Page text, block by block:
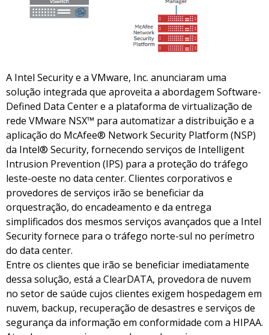
A Intel Security e a VMware, Inc. anunciaram uma
solução integrada que aproveita a abordagem Software-
Defined Data Center e a plataforma de virtualização de
rede VMware NSX™ para automatizar a distribuição e a
aplicação do McAfee® Network Security Platform (NSP)
da Intel® Security, fornecendo serviços de Intelligent
Intrusion Prevention (IPS) para a proteção do tráfego
leste-oeste no data center. Clientes corporativos e
provedores de serviços irão se beneficiar da
orquestração, do encadeamento e da entrega
simplificados dos mesmos serviços avançados que a Intel
Security fornece para o tráfego norte-sul no perímetro
do data center.
Entre os clientes que irão se beneficiar imediatamente
dessa solução, está a ClearDATA, provedora de nuvem
no setor de saúde cujos clientes exigem hospedagem em
nuvem, backup, recuperação de desastres e serviços de
segurança da informação em conformidade com a HIPAA.